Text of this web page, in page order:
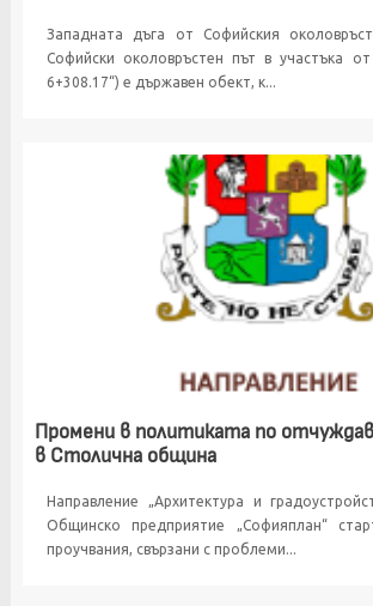
Западната дъга от Софийския
Софийски околовръстен път в участъка
6+308.17“) е държавен обект, к...
Промени в политиката по
в Столична община
Направление „Архитектура и
Общинско предприятие „Софияплан“
проучвания, свързани с проблеми...